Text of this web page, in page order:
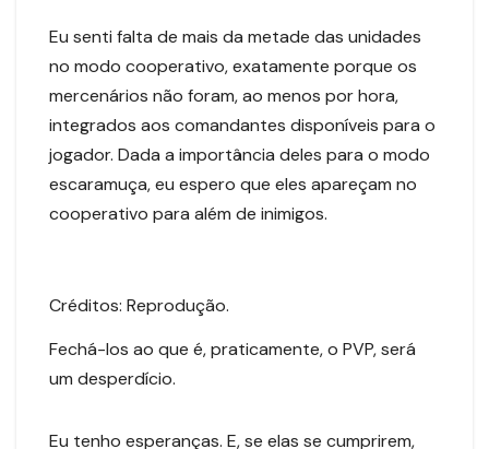
Eu senti falta de mais da metade das unidades
no modo cooperativo, exatamente porque os
mercenários não foram, ao menos por hora,
integrados aos comandantes disponíveis para o
jogador. Dada a importância deles para o modo
escaramuça, eu espero que eles apareçam no
cooperativo para além de inimigos.
Créditos: Reprodução.
Fechá-los ao que é, praticamente, o PVP, será
um desperdício.
Eu tenho esperanças. E, se elas se cumprirem,